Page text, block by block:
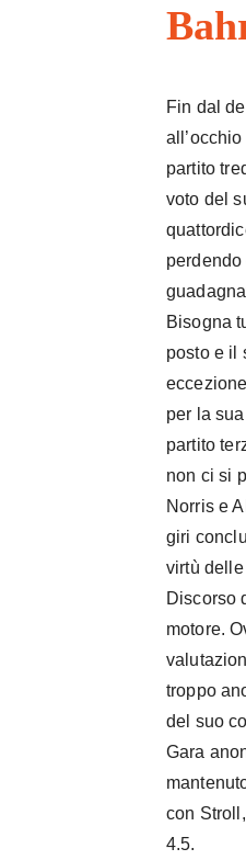
Fin dal
partito
voto del
Bisogna
posto e il
per la
partito
non ci si
Norris e
giri
virtù
Discorso
motore.
troppo
del suo
Gara
con
4.5.